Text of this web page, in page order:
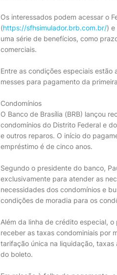
Os interessados podem acessar o
(https://sfhsimulador.brb.com.br/)
uma série de benefícios, como
comerciais.
Entre as condições especiais
messes para pagamento da
Condomínios
O Banco de Brasília (BRB) lançou
condomínios do Distrito Federal e
e outros reparos. O início do
empréstimo é de cinco anos.
Segundo o presidente do banco,
exclusivamente para atender as
necessidades dos condomínios e
condições de moradia para os
Além da linha de crédito especial,
receber as taxas condominiais por
tarifação única na liquidação,
do boleto.